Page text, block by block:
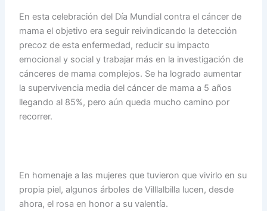
En esta celebración del Día Mundial contra el cáncer de
mama el objetivo era seguir reivindicando la detección
precoz de esta enfermedad, reducir su impacto
emocional y social y trabajar más en la investigación de
cánceres de mama complejos. Se ha logrado aumentar
la supervivencia media del cáncer de mama a 5 años
llegando al 85%, pero aún queda mucho camino por
recorrer.
En homenaje a las mujeres que tuvieron que vivirlo en su
propia piel, algunos árboles de Villlalbilla lucen, desde
ahora, el rosa en honor a su valentía.